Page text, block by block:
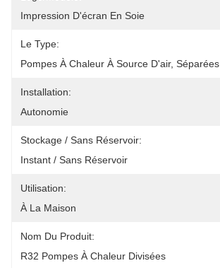
Impression D'écran En Soie
Le Type:
Pompes À Chaleur À Source D'air, Séparées
Installation:
Autonomie
Stockage / Sans Réservoir:
Instant / Sans Réservoir
Utilisation:
À La Maison
Nom Du Produit:
R32 Pompes À Chaleur Divisées